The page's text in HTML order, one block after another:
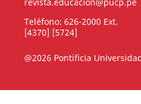
Teléfono: 626-2000 Ext.
[4370] [5724]
@2026 Pontificia